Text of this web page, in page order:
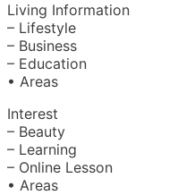
Living Information
– Lifestyle
– Business
– Education
• Areas
Interest
– Beauty
– Learning
– Online Lesson
• Areas